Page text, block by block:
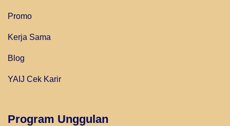
Promo
Kerja Sama
Blog
YAIJ Cek Karir
Program Unggulan